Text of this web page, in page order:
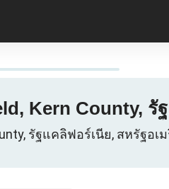
Kern County, รั
รัฐแคลิฟอร์เนีย, สหรัฐอเ